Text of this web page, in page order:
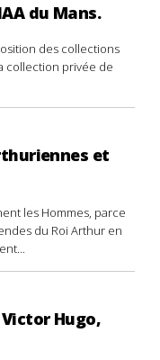
du Mans.
des collections
collection privée de
et
les Hommes, parce
du Roi Arthur en
Hugo,